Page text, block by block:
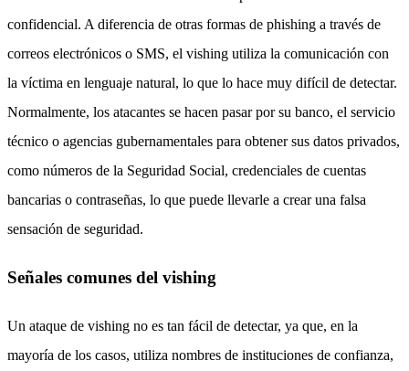
confidencial. A diferencia de otras formas de phishing a través de
correos electrónicos o SMS, el vishing utiliza la comunicación con
la víctima en lenguaje natural, lo que lo hace muy difícil de detectar.
Normalmente, los atacantes se hacen pasar por su banco, el servicio
técnico o agencias gubernamentales para obtener sus datos privados,
como números de la Seguridad Social, credenciales de cuentas
bancarias o contraseñas, lo que puede llevarle a crear una falsa
sensación de seguridad.
Señales comunes del vishing
Un ataque de vishing no es tan fácil de detectar, ya que, en la
mayoría de los casos, utiliza nombres de instituciones de confianza,